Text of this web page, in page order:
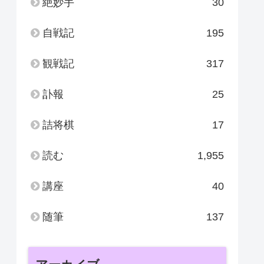
絶妙手 30
自戦記 195
観戦記 317
訃報 25
詰将棋 17
読む 1,955
講座 40
随筆 137